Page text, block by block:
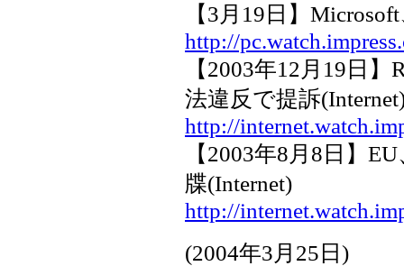
【3月19日】
http://
【2003年12月19日
法違反で提訴
http://
【2003年8月8日】
牒(Internet)
http://
(2004年3月25日 )